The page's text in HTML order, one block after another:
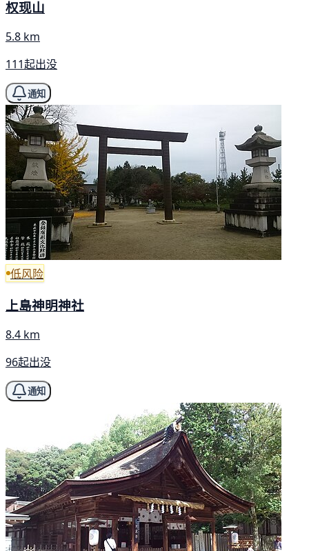
权现山
5.8 km
111起出没
通知
低风险
上島神明神社
8.4 km
96起出没
通知